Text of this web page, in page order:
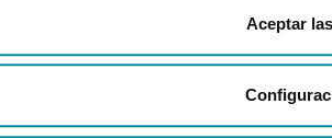
Aceptar